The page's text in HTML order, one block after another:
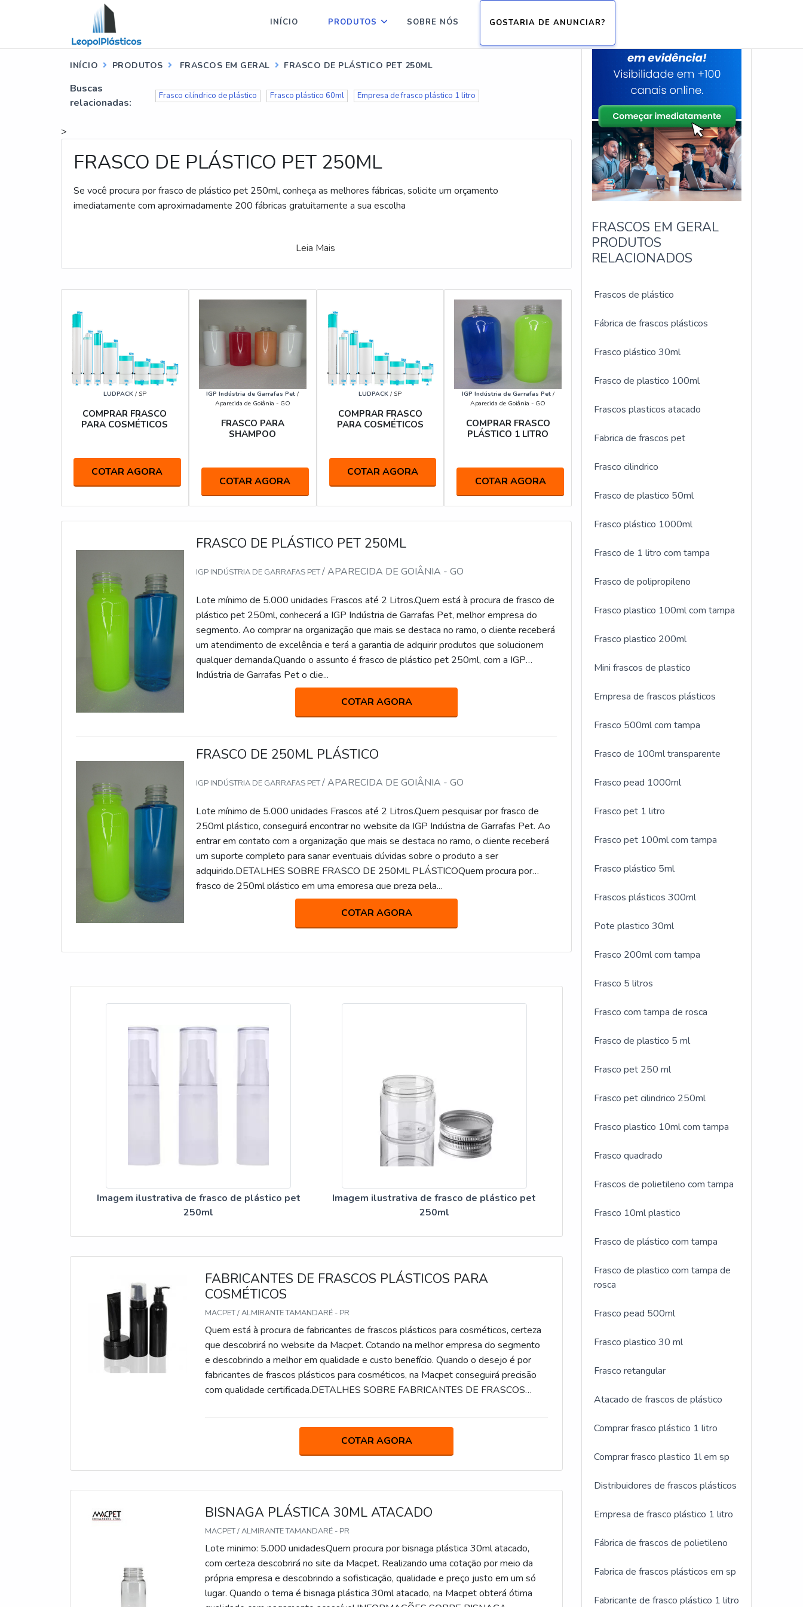
INÍCIO PRODUTOS SOBRE NÓS GOSTARIA DE ANUNCIAR?
INÍCIO PRODUTOS FRASCOS EM GERAL FRASCO DE PLÁSTICO PET 250ML
Buscas
relacionadas:
Frasco cilíndrico de plástico Frasco plástico 60ml Empresa de frasco plástico 1 litro
>
FRASCO DE PLÁSTICO PET 250ML
Se você procura por frasco de plástico pet 250ml, conheça as melhores fábricas, solicite um orçamento
imediatamente com aproximadamente 200 fábricas gratuitamente a sua escolha
Leia Mais
LUDPACK/ SP
COMPRAR FRASCO
PARA COSMÉTICOS
COTAR AGORA
IGP Indústria de Garrafas Pet /
Aparecida de Goiânia - GO
FRASCO PARA
SHAMPOO
COTAR AGORA
LUDPACK / SP
COMPRAR FRASCO
PARA COSMÉTICOS
COTAR AGORA
IGP Indústria de Garrafas Pet/
Aparecida de Goiânia - GO
COMPRAR FRASCO
PLÁSTICO 1 LITRO
COTAR AGORA
FRASCO DE PLÁSTICO PET 250ML
IGP INDÚSTRIA DE GARRAFAS PET/ APARECIDA DE GOIÂNIA - GO
Lote mínimo de 5.000 unidades Frascos até 2 Litros.Quem está à procura de frasco de
plástico pet 250ml, conhecerá a IGP Indústria de Garrafas Pet, melhor empresa do
segmento. Ao comprar na organização que mais se destaca no ramo, o cliente receberá
um atendimento de excelência e terá a garantia de adquirir produtos que solucionem
qualquer demanda.Quando o assunto é frasco de plástico pet 250ml, com a IGP
Indústria de Garrafas Pet o clie...
COTAR AGORA
FRASCO DE 250ML PLÁSTICO
IGP INDÚSTRIA DE GARRAFAS PET/ APARECIDA DE GOIÂNIA - GO
Lote mínimo de 5.000 unidades Frascos até 2 Litros.Quem pesquisar por frasco de
250ml plástico, conseguirá encontrar no website da IGP Indústria de Garrafas Pet. Ao
entrar em contato com a organização que mais se destaca no ramo, o cliente receberá
um suporte completo para sanar eventuais dúvidas sobre o produto a ser
adquirido.DETALHES SOBRE FRASCO DE 250ML PLÁSTICOQuem procura por
frasco de 250ml plástico em uma empresa que preza pela...
COTAR AGORA
Imagem ilustrativa de frasco de plástico pet
250ml
Imagem ilustrativa de frasco de plástico pet
250ml
FABRICANTES DE FRASCOS PLÁSTICOS PARA
COSMÉTICOS
MACPET / ALMIRANTE TAMANDARÉ - PR
Quem está à procura de fabricantes de frascos plásticos para cosméticos, certeza
que descobrirá no website da Macpet. Cotando na melhor empresa do segmento
e descobrindo a melhor em qualidade e custo benefício. Quando o desejo é por
fabricantes de frascos plásticos para cosméticos, na Macpet conseguirá precisão
com qualidade certificada.DETALHES SOBRE FABRICANTES DE FRASCOS
competência e excelência em sua área de atuação. A Macpet centraliza sua energia
em proporcionar aos clientes uma estrutura com: Escritório de alta qualidade onde
empresas que não tenham produtos e serviços com ótima qualidade e excelente
custo-benefício, pequenos detalhes, mas de grande valia para saber a procedência
e seriedade da empresa.Tudo isso e muito mais são os motivos pelos quais a
embalagens PET. O objetivo é disponibilizar sempre a qualidade final para
fidelização do cliente com parcerias duradouras. Tem uma equipe com especialistas
certificados que estão esperando seu contato para tirar todas as suas dúvidas e
melhor atender.A EMPRESA MAIS QUALIFICADA DO SEGMENTOSomente na
COTAR AGORA
BISNAGA PLÁSTICA 30ML ATACADO
MACPET / ALMIRANTE TAMANDARÉ - PR
Lote minimo: 5.000 unidadesQuem procura por bisnaga plástica 30ml atacado,
com certeza descobrirá no site da Macpet. Realizando uma cotação por meio da
própria empresa e descobrindo a sofisticação, qualidade e preço justo em um só
lugar. Quando o tema é bisnaga plástica 30ml atacado, na Macpet obterá ótima
FRASCOS EM GERAL
PRODUTOS
RELACIONADOS
Frascos de plástico
Fábrica de frascos plásticos
Frasco plástico 30ml
Frasco de plastico 100ml
Frascos plasticos atacado
Fabrica de frascos pet
Frasco cilindrico
Frasco de plastico 50ml
Frasco plástico 1000ml
Frasco de 1 litro com tampa
Frasco de polipropileno
Frasco plastico 100ml com tampa
Frasco plastico 200ml
Mini frascos de plastico
Empresa de frascos plásticos
Frasco 500ml com tampa
Frasco de 100ml transparente
Frasco pead 1000ml
Frasco pet 1 litro
Frasco pet 100ml com tampa
Frasco plástico 5ml
Frascos plásticos 300ml
Pote plastico 30ml
Frasco 200ml com tampa
Frasco 5 litros
Frasco com tampa de rosca
Frasco de plastico 5 ml
Frasco pet 250 ml
Frasco pet cilindrico 250ml
Frasco plastico 10ml com tampa
Frasco quadrado
Frascos de polietileno com tampa
Frasco 10ml plastico
Frasco de plástico com tampa
Frasco de plastico com tampa de
rosca
Frasco pead 500ml
Frasco plastico 30 ml
Frasco retangular
Atacado de frascos de plástico
Comprar frasco plástico 1 litro
Comprar frasco plastico 1l em sp
Distribuidores de frascos plásticos
Empresa de frasco plástico 1 litro
Fábrica de frascos de polietileno
Fabrica de frascos plásticos em sp
Fabricante de frasco plástico 1 litro